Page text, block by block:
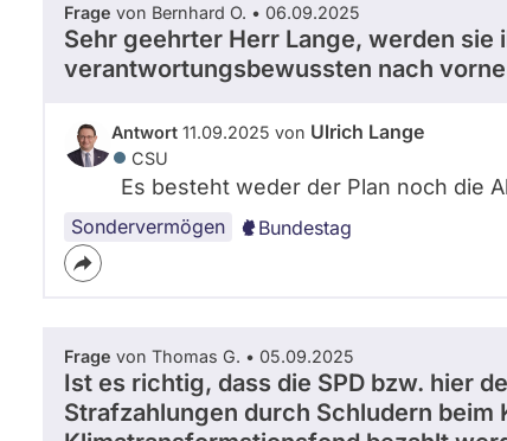
Frage von Bernhard O. • 06.09.2025
Sehr geehrter Herr Lange, werden
verantwortungsbewussten nach
Antwort 11.09.2025 von Ulrich Lange
CSU
Es besteht weder der Plan noch die
Sondervermögen Bundestag
Frage von Thomas G. • 05.09.2025
Ist es richtig, dass die SPD bzw. hier
Strafzahlungen durch Schludern beim